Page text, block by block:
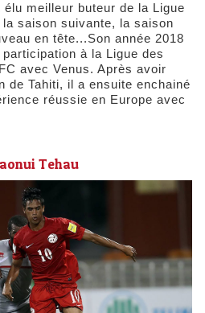
meilleur buteur de la Ligue
saison suivante, la saison
en tête...Son année 2018
à la Ligue des
avec Venus. Après avoir
de Tahiti, il a ensuite enchainé
réussie en Europe avec
Tehau